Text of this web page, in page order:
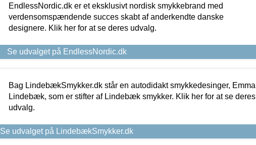
EndlessNordic.dk er et eksklusivt nordisk smykkebrand med
verdensomspændende succes skabt af anderkendte danske
designere. Klik her for at se deres udvalg.
Se udvalget på EndlessNordic.dk
Bag LindebækSmykker.dk står en autodidakt smykkedesinger, Emma
Lindebæk, som er stifter af Lindebæk smykker. Klik her for at se deres
udvalg.
Se udvalget på LindebækSmykker.dk